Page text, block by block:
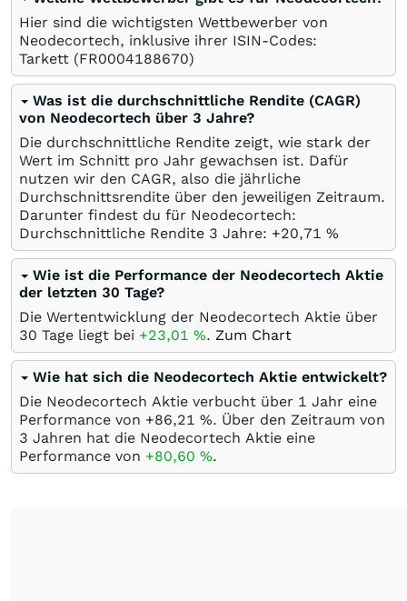
Hier sind die wichtigsten Wettbewerber von
Neodecortech, inklusive ihrer ISIN-Codes:
Tarkett (FR0004188670)
Was ist die durchschnittliche Rendite (CAGR)
von Neodecortech über 3 Jahre?
Die durchschnittliche Rendite zeigt, wie stark der
Wert im Schnitt pro Jahr gewachsen ist. Dafür
nutzen wir den CAGR, also die jährliche
Durchschnittsrendite über den jeweiligen Zeitraum.
Darunter findest du für Neodecortech:
Durchschnittliche Rendite 3 Jahre: +20,71 %
Wie ist die Performance der Neodecortech Aktie
der letzten 30 Tage?
Die Wertentwicklung der Neodecortech Aktie über
30 Tage liegt bei +23,01 %. Zum Chart
Wie hat sich die Neodecortech Aktie entwickelt?
Die Neodecortech Aktie verbucht über 1 Jahr eine
Performance von +86,21 %. Über den Zeitraum von
3 Jahren hat die Neodecortech Aktie eine
Performance von +80,60 %.